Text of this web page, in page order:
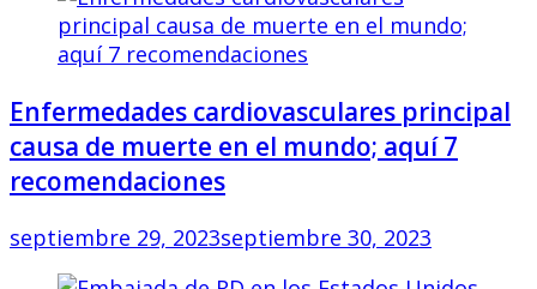
Enfermedades cardiovasculares principal
causa de muerte en el mundo; aquí 7
recomendaciones
septiembre 29, 2023septiembre 30, 2023